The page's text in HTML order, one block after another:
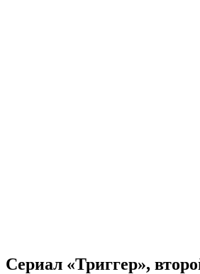
Сериал «Триггер»,